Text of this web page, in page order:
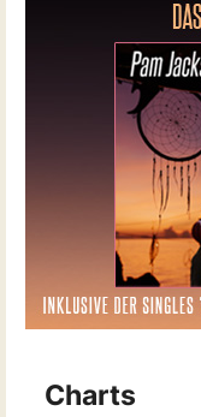
Charts